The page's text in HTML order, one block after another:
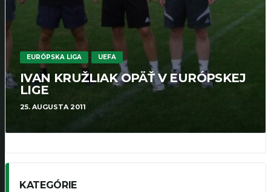
EURÓPSKA LIGA UEFA
IVAN KRUŽLIAK OPÄŤ V EURÓPSKEJ
LIGE
25. AUGUSTA 2011
KATEGÓRIE